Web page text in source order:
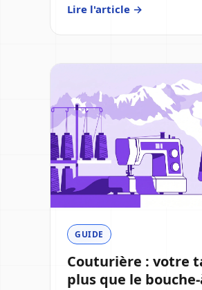
Lire l'article →
GUIDE
Couturière : votre
plus que le